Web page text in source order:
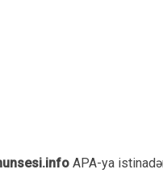
APA-ya